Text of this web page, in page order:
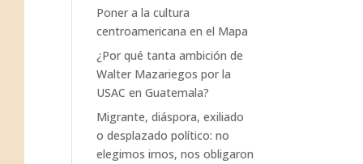
Poner a la cultura
centroamericana en el Mapa
¿Por qué tanta ambición de
Walter Mazariegos por la
USAC en Guatemala?
Migrante, diáspora, exiliado
o desplazado político: no
elegimos irnos, nos obligaron